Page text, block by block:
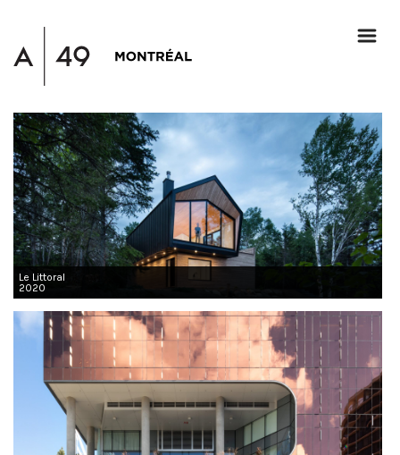
Le Littoral
2020